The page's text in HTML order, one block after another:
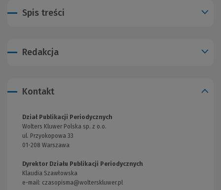
Spis treści
Redakcja
Kontakt
Dział Publikacji Periodycznych
Wolters Kluwer Polska sp. z o.o.
ul. Przyokopowa 33
01-208 Warszawa
Dyrektor Działu Publikacji Periodycznych
Klaudia Szawłowska
e-mail: czasopisma@wolterskluwer.pl